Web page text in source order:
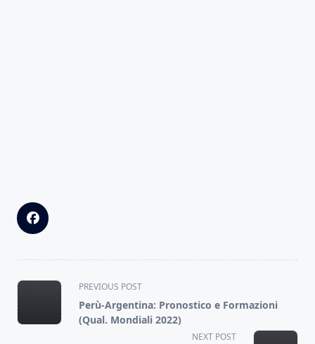
<span
class="nav-
subtitle
PREVIOUS POST
Perù-Argentina: Pronostico e Formazioni
(Qual. Mondiali 2022)
NEXT POST